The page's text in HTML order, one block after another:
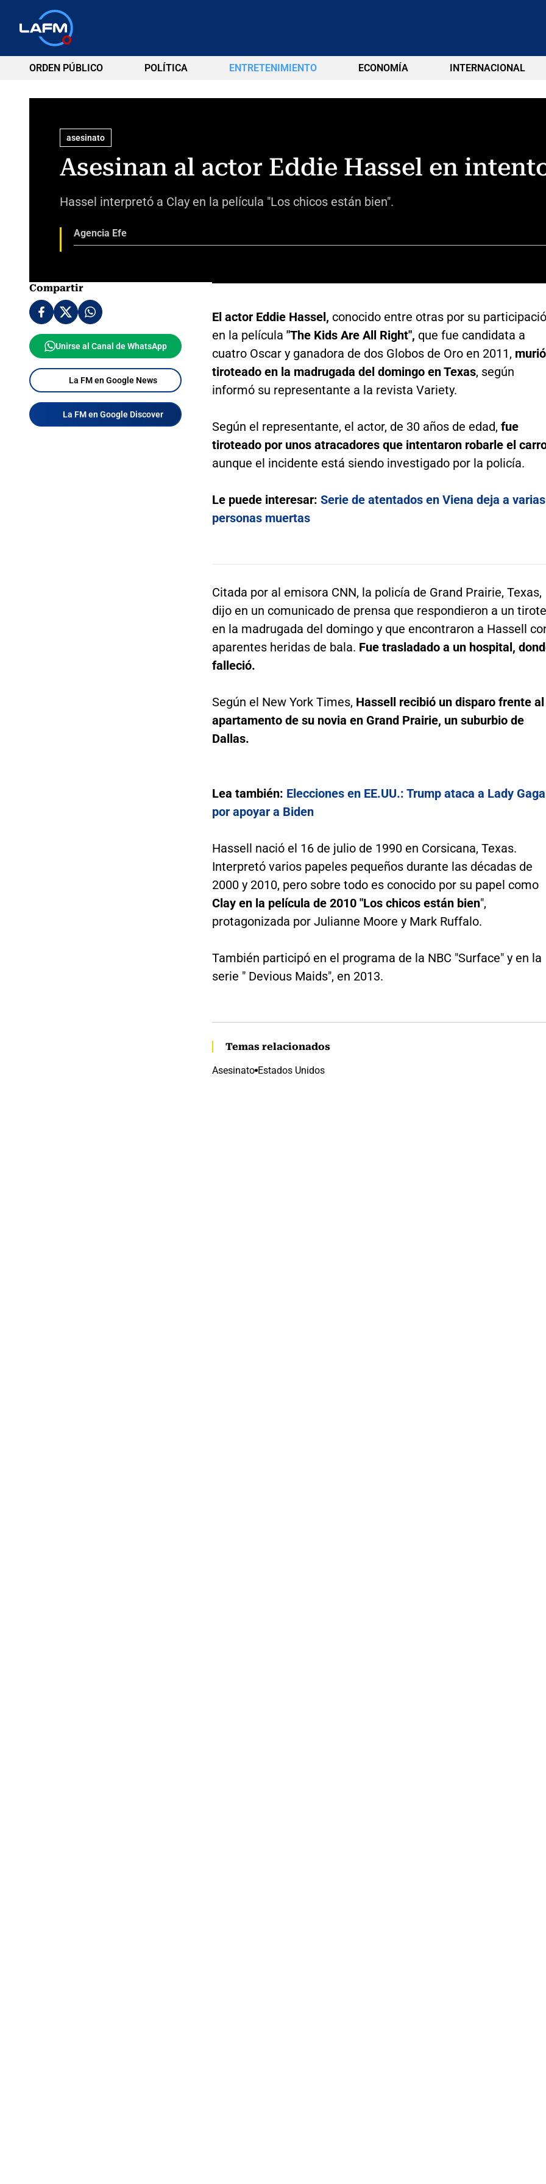
ORDEN PÚBLICO POLÍTICA ENTRETENIMIENTO ECONOMÍA INTERNACIONAL
asesinato
Asesinan al actor Eddie Hassel en
Hassel interpretó a Clay en la película "Los chicos están bien".
Agencia Efe
Compartir
Unirse al Canal de WhatsApp
La FM en Google News
La FM en Google Discover
El actor Eddie Hassel, conocido entre otras por su
en la película "The Kids Are All Right", que fue candidata a
cuatro Oscar y ganadora de dos Globos de Oro en 2011, murió
tiroteado en la madrugada del domingo en Texas, según
informó su representante a la revista Variety.
Según el representante, el actor, de 30 años de edad, fue
tiroteado por unos atracadores que intentaron robarle el
aunque el incidente está siendo investigado por la policía.
Le puede interesar: Serie de atentados en Viena deja a varias
personas muertas
Citada por al emisora CNN, la policía de Grand Prairie, Texas,
dijo en un comunicado de prensa que respondieron a un
en la madrugada del domingo y que encontraron a Hassell
aparentes heridas de bala. Fue trasladado a un hospital,
falleció.
Según el New York Times, Hassell recibió un disparo frente al
apartamento de su novia en Grand Prairie, un suburbio de
Dallas.
Lea también: Elecciones en EE.UU.: Trump ataca a Lady Gaga
por apoyar a Biden
Hassell nació el 16 de julio de 1990 en Corsicana, Texas.
Interpretó varios papeles pequeños durante las décadas de
2000 y 2010, pero sobre todo es conocido por su papel como
Clay en la película de 2010 "Los chicos están bien",
protagonizada por Julianne Moore y Mark Ruffalo.
También participó en el programa de la NBC "Surface" y en la
serie " Devious Maids", en 2013.
Temas relacionados
Asesinato Estados Unidos